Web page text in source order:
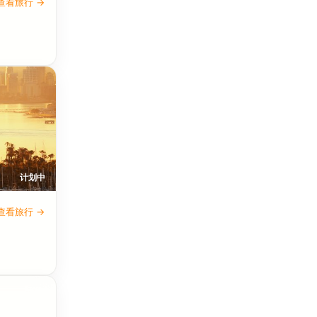
计划中
看旅行 →